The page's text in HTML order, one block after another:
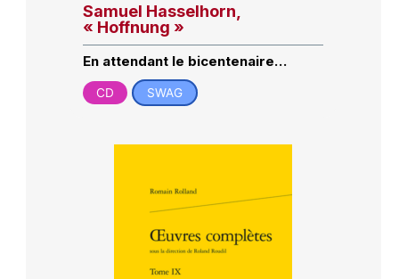
Samuel Hasselhorn,
« Hoffnung »
En attendant le bicentenaire…
CD SWAG